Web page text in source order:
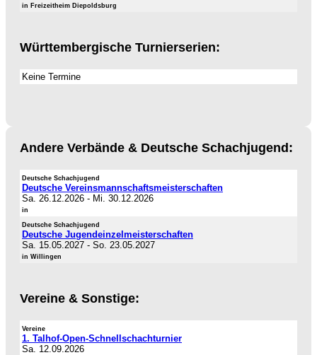
in Freizeitheim Diepoldsburg
Württembergische Turnierserien:
Keine Termine
Andere Verbände & Deutsche Schachjugend:
Deutsche Schachjugend
Deutsche Vereinsmannschaftsmeisterschaften
Sa. 26.12.2026 - Mi. 30.12.2026
in
Deutsche Schachjugend
Deutsche Jugendeinzelmeisterschaften
Sa. 15.05.2027 - So. 23.05.2027
in Willingen
Vereine & Sonstige:
Vereine
1. Talhof-Open-Schnellschachturnier
Sa. 12.09.2026